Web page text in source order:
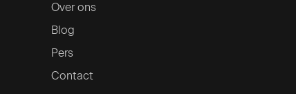
Over ons
Blog
Pers
Contact